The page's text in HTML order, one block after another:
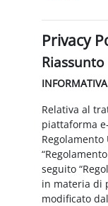
Privacy
Riassunto
Relativa al
piattaforma
Regolamento
seguito
in materia di
modificato